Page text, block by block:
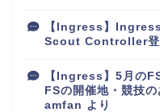
【Ingress】
Scout Controller登
【Ingress】5月の
FSの開催地・競技
amfan より